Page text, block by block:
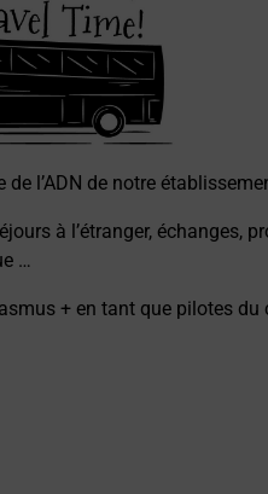
l’ADN de notre
à l’étranger, échanges,
…
+ en tant que pilotes du